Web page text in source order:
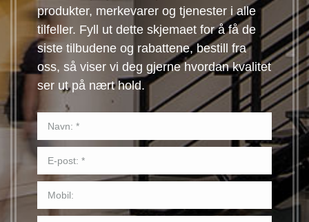
produkter, merkevarer og tjenester i alle
tilfeller. Fyll ut dette skjemaet for å få de
siste tilbudene og rabattene, bestill fra
oss, så viser vi deg gjerne hvordan kvalitet
ser ut på nært hold.